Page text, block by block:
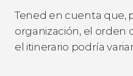
Tened en cuenta que,
organización, el orden
el itinerario podría